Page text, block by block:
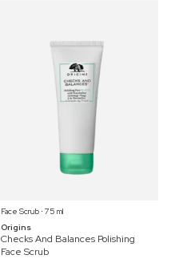
Face Scrub ⋅ 75 ml
Origins
Checks And Balances Polishing
Face Scrub